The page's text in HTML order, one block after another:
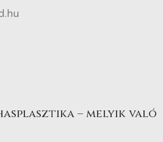
– melyik való